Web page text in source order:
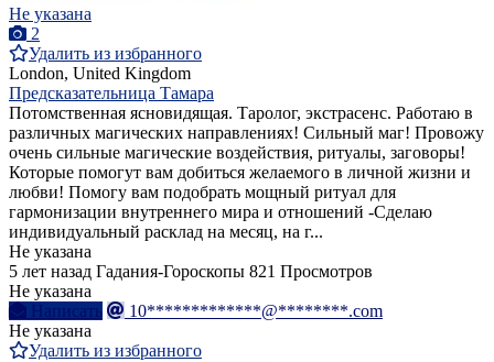
Не указана
2
Удалить из избранного
London, United Kingdom
Предсказательница Тамара
Потомственная ясновидящая. Таролог, экстрасенс. Работаю в
различных магических направлениях! Сильный маг! Провожу
очень сильные магические воздействия, ритуалы, заговоры!
Которые помогут вам добиться желаемого в личной жизни и
любви! Помогу вам подобрать мощный ритуал для
гармонизации внутреннего мира и отношений -Сделаю
индивидуальный расклад на месяц, на г...
Не указана
5 лет назад Гадания-Гороскопы 821 Просмотров
Не указана
Написать
10*************@********.com
Не указана
Удалить из избранного